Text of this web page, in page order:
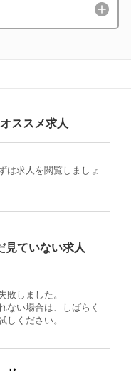
ススメ求人
は求人を閲覧しましょ
見ていない求人
敗しました。
ない場合は、しばらく
しください。